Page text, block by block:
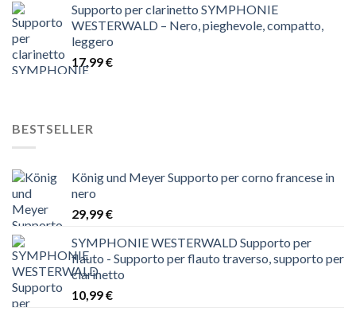
Supporto per clarinetto SYMPHONIE
WESTERWALD – Nero, pieghevole, compatto,
leggero
17,99€
BESTSELLER
König und Meyer Supporto per corno francese in
nero
29,99€
SYMPHONIE WESTERWALD Supporto per
flauto - Supporto per flauto traverso, supporto per
clarinetto
10,99€